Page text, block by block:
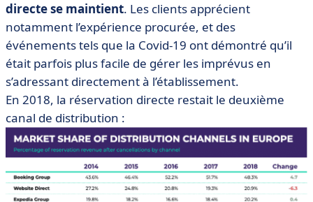
directe se maintient. Les clients apprécient
notamment l’expérience procurée, et des
événements tels que la Covid-19 ont démontré qu’il
était parfois plus facile de gérer les imprévus en
s’adressant directement à l’établissement.
En 2018, la réservation directe restait le deuxième
canal de distribution :